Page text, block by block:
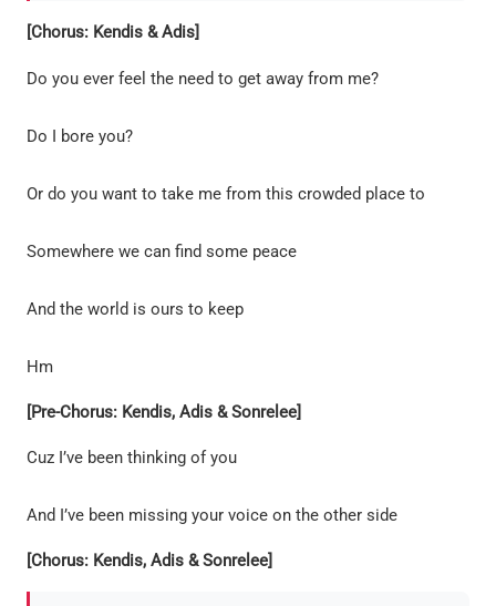
[Chorus: Kendis & Adis]
Do you ever feel the need to get away from me?
Do I bore you?
Or do you want to take me from this crowded place to
Somewhere we can find some peace
And the world is ours to keep
Hm
[Pre-Chorus: Kendis, Adis & Sonrelee]
Cuz I’ve been thinking of you
And I’ve been missing your voice on the other side
[Chorus: Kendis, Adis & Sonrelee]